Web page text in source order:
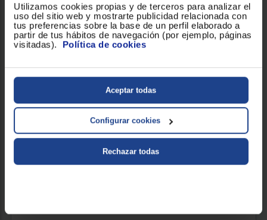
Utilizamos cookies propias y de terceros para analizar el
uso del sitio web y mostrarte publicidad relacionada con
tus preferencias sobre la base de un perfil elaborado a
partir de tus hábitos de navegación (por ejemplo, páginas
visitadas). Política de cookies
Aceptar todas
Configurar cookies
Rechazar todas
LAVADORA CARGA FRONTAL BOSCH WUU28T64ES
Clasificación Energética : ACapacidad de carga (Kg) : 8
Revoluciones (RPM) : 1400
569 €
VER PRODUCTO